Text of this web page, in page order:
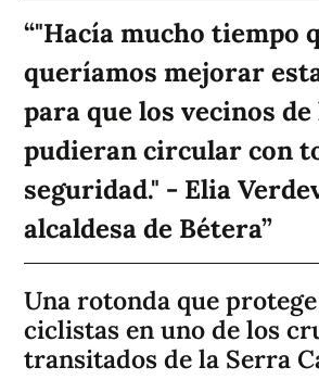
"Hacía mucho tiempo
queríamos mejorar
para que los vecinos
pudieran circular con
seguridad." - Elia
alcaldesa de Bétera
Una rotonda que
ciclistas en uno de los
transitados de la Serra